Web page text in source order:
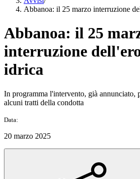
Abbanoa: il 25 marzo interruzione
Abbanoa: il 25
interruzione
idrica
In programma l'intervento, già annunciato,
alcuni tratti della condotta
Data:
20 marzo 2025